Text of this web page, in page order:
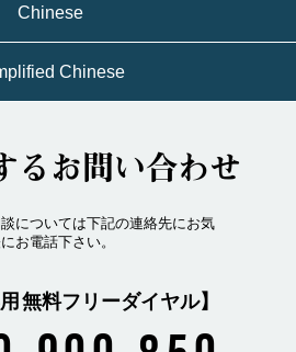
Chinese
Chinese
るお問い合わせ
については下記の連絡先にお気
お電話下さい。
無料フリーダイヤル】